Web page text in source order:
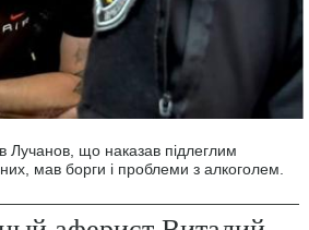
Лучанов, що наказав підлеглим
мав борги і проблеми з алкоголем.